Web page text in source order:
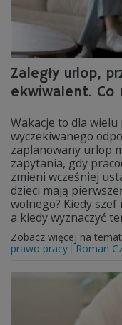
Zaległy urlop,
ekwiwalent. Co
Wakacje to dla wielu
wyczekiwanego
zaplanowany urlop
zapytania, gdy
zmieni wcześniej
dzieci mają
wolnego? Kiedy szef
a kiedy wyznaczyć
Zobacz więcej na
prawo pracy Roman